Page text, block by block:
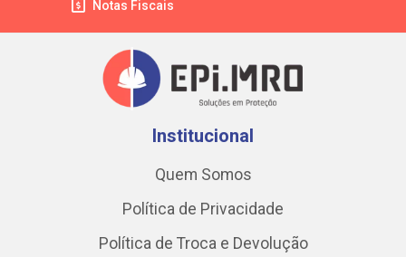
Notas Fiscais
Institucional
Quem Somos
Política de Privacidade
Política de Troca e Devolução